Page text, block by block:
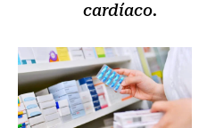
cardíaco.